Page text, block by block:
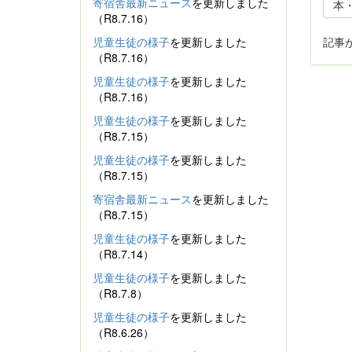
本
記事
（R8.7.16）
児童生徒の様子を更新しました
（R8.7.16）
児童生徒の様子を更新しました
（R8.7.16）
児童生徒の様子を更新しました
（R8.7.15）
児童生徒の様子を更新しました
（R8.7.15）
寄宿舎最新ニュースを更新しました
（R8.7.15）
児童生徒の様子を更新しました
（R8.7.14）
児童生徒の様子を更新しました
（R8.7.8）
児童生徒の様子を更新しました
（R8.6.26）